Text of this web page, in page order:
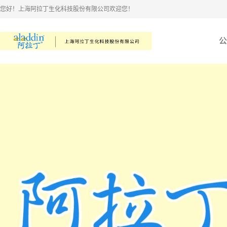
您好！上海阿拉丁生化科技股份有限公司欢迎您！